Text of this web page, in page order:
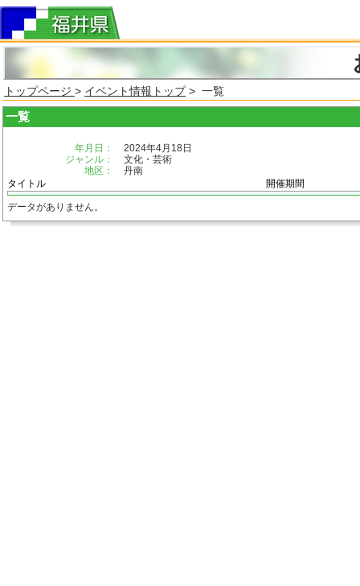
トップページ > イベント情報トップ> 一覧
一覧
年月日：
2024年4月18日
ジャンル：
文化・芸術
地区：
丹南
タイトル
開催期間
データがありません。